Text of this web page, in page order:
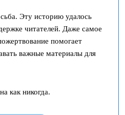
Эту историю удалось
читателей. Даже самое
помогает
важные материалы для
как никогда.